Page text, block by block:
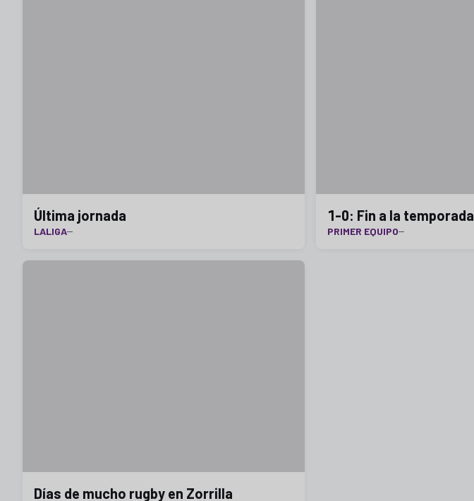
Última jornada
LALIGA
1-0: Fin a la temporada
PRIMER EQUIPO
Días de mucho rugby en Zorrilla